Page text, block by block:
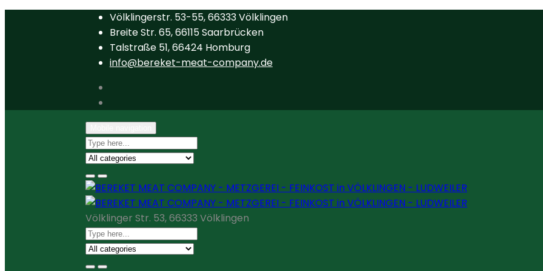
Völklingerstr. 53-55, 66333 Völklingen
Breite Str. 65, 66115 Saarbrücken
Talstraße 51, 66424 Homburg
info@bereket-meat-company.de
Völklinger Str. 53, 66333 Völklingen